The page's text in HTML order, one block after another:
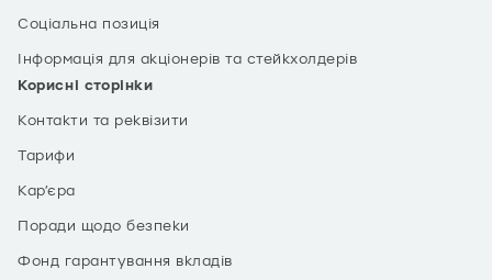
Соціальна позиція
Інформація для акціонерів та стейкхолдерів
Корисні сторінки
Контакти та реквізити
Тарифи
Кар’єра
Поради щодо безпеки
Фонд гарантування вкладів